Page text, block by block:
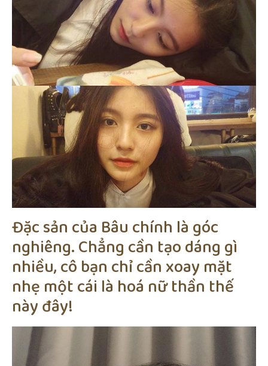
Đặc sản của Bâu chính là góc
nghiêng. Chẳng cần tạo dáng gì
nhiều, cô bạn chỉ cần xoay mặt
nhẹ một cái là hoá nữ thần thế
này đây!